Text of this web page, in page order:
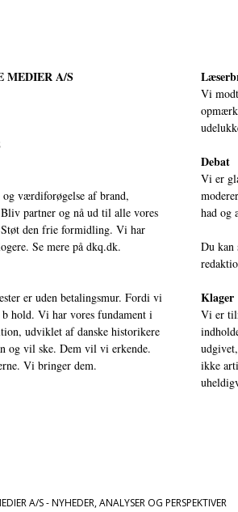
MEDIER A/S
værdiforøgelse af brand,
partner og nå ud til alle vores
den frie formidling. Vi har
Se mere på dkq.dk.
er uden betalingsmur. Fordi vi
hold. Vi har vores fundament i
udviklet af danske historikere
og vil ske. Dem vil vi erkende.
Vi bringer dem.
Vi
Debat
Vi er
had og
Du kan
Klager
Vi er
ikke
A/S - NYHEDER, ANALYSER OG PERSPEKTIVER